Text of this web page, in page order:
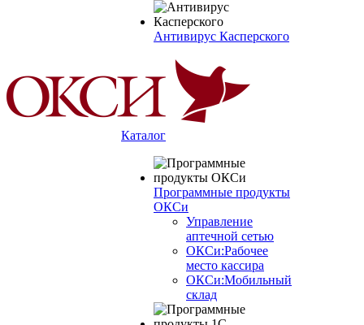
Антивирус Касперского
Каталог
Программные продукты
ОКСи
Управление
аптечной сетью
ОКСи:Рабочее
место кассира
ОКСи:Мобильный
склад